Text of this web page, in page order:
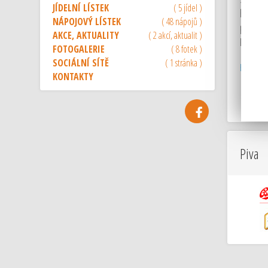
JÍDELNÍ LÍSTEK
( 5 jídel )
NÁPOJOVÝ LÍSTEK
( 48 nápojů )
AKCE, AKTUALITY
( 2 akcí, aktualit )
FOTOGALERIE
( 8 fotek )
SOCIÁLNÍ SÍTĚ
( 1 stránka )
KONTAKTY
hotelu
hotelová
Piva